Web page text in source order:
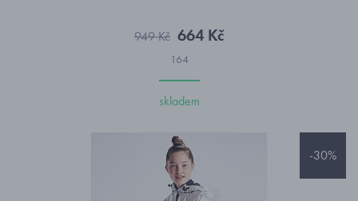
949 Kč 664 Kč
164
skladem
-30%